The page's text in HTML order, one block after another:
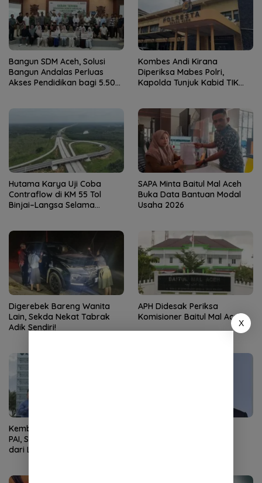
Bangun SDM Aceh, Solusi
Bangun Andalas Perluas
Akses Pendidikan bagi 5.500
Kombes Andi Kirana
Diperiksa Mabes Polri,
Kapolda Tunjuk Kabid TIK
Hutama Karya Uji Coba
Contraflow di KM 55 Tol
Binjai–Langsa Selama
SAPA Minta Baitul Mal Aceh
Buka Data Bantuan Modal
Usaha 2026
Digerebek Bareng Wanita
Lain, Sekda Nekat Tabrak
Adik Sendiri!
APH Didesak Periksa
Komisioner Baitul Mal Aceh
Kembali Nahkodai APDOK
PAI, Silahuddin Tuai Apresiasi
dari LPPM UNISAI Samalanga
X